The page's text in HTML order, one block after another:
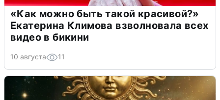
«Как можно быть такой красивой?»
Екатерина Климова взволновала всех
видео в бикини
10 августа 11